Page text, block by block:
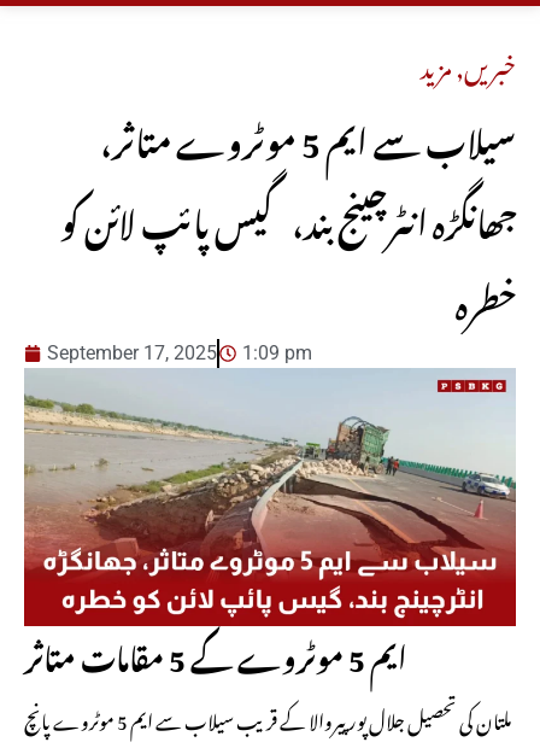
خبریں,مزید
سیلاب سے ایم 5 موٹروے متاثر،
جھانگڑہ انٹرچینج بند، گیس پائپ لائن کو
خطرہ
September 17, 2025 1:09 pm
ایم 5 موٹروے کے 5 مقامات متاثر
ملتان کی تحصیل جلال پور پیروالا کے قریب سیلاب سے ایم 5 موٹروے پانچ